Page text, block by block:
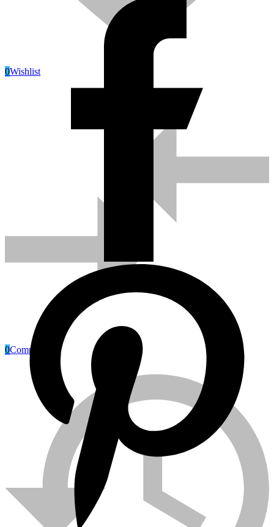
0Wishlist
0Compare